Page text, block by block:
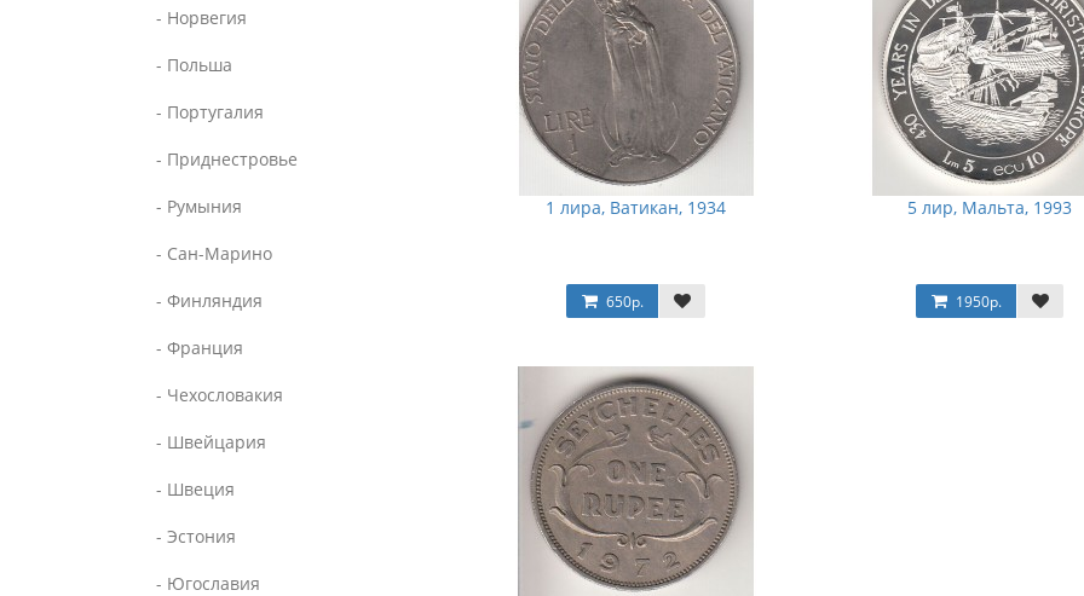
- Норвегия
- Польша
- Португалия
- Приднестровье
- Румыния
- Сан-Марино
- Финляндия
- Франция
- Чехословакия
- Швейцария
- Швеция
- Эстония
- Югославия
1 лира, Ватикан, 1934
650р.
5 лир, Мальта, 1993
1950р.